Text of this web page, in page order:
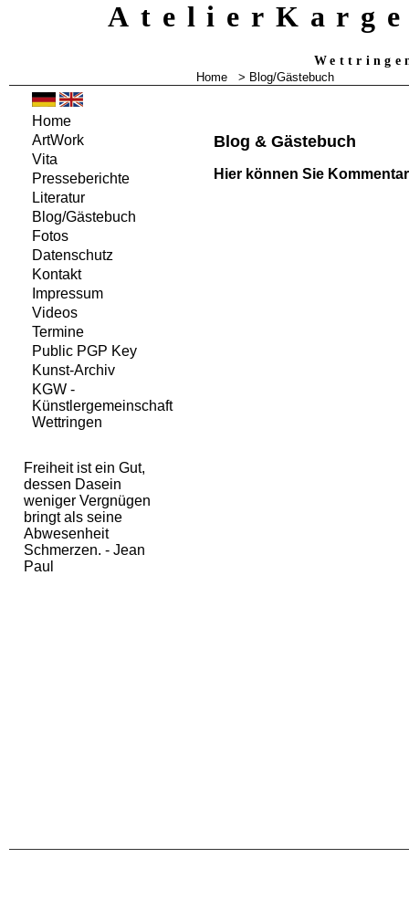
Home > Blog/Gästebuch
Blog & Gästebuch
Hier können Sie
Home
ArtWork
Vita
Presseberichte
Literatur
Blog/Gästebuch
Fotos
Datenschutz
Kontakt
Impressum
Videos
Termine
Public PGP Key
Kunst-Archiv
KGW -
Künstlergemeinschaft
Wettringen
Freiheit ist ein Gut,
dessen Dasein
weniger Vergnügen
bringt als seine
Abwesenheit
Schmerzen. - Jean
Paul